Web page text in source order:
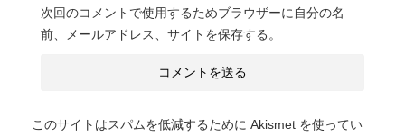
次回のコメントで使用するためブラウザーに自分の名
前、メールアドレス、サイトを保存する。
このサイトはスパムを低減するために Akismet を使ってい